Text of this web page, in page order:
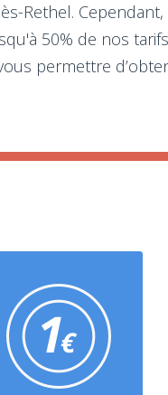
Rethel.
50% de nos
permettre